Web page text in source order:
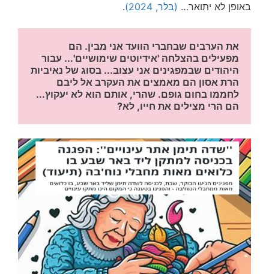
באופן לא יתואר… (בלר, 2024) .
הם הרי מצילים את חייו, לא?